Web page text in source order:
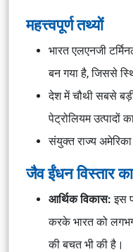
महत्त्वपूर्ण तथ्यों
भारत एलएनजी
बन गया है, जिससे
देश में चौथी सबसे
पेट्रोलियम उत्पादों
संयुक्त राज्य
जैव ईंधन विस्तार का
आर्थिक विकास: इस
करके भारत को
की बचत भी की है।